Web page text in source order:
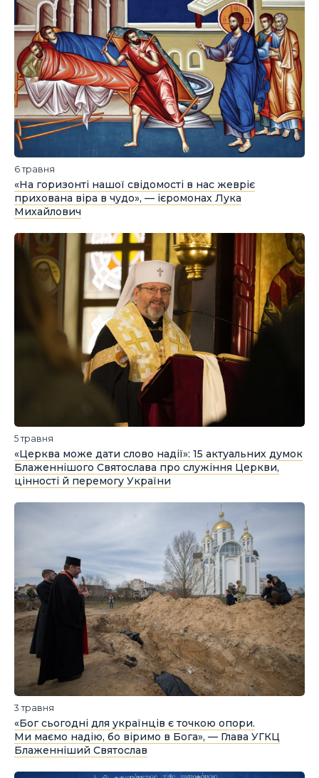
6 травня
«На горизонті нашої свідомості в нас жевріє
прихована віра в чудо», — ієромонах Лука
Михайлович
5 травня
«Церква може дати слово надії»: 15 актуальних думок
Блаженнішого Святослава про служіння Церкви,
цінності й перемогу України
3 травня
«Бог сьогодні для українців є точкою опори.
Ми маємо надію, бо віримо в Бога», — Глава УГКЦ
Блаженніший Святослав